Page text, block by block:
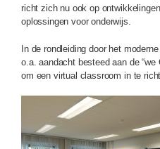
richt zich nu ook op
oplossingen voor onderwijs.
In de rondleiding door het
o.a. aandacht besteed aan de
om een virtual classroom in te